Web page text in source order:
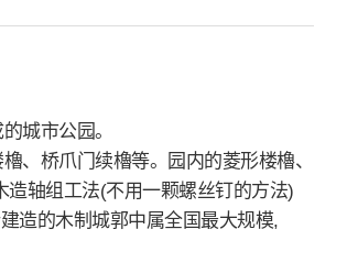
城市公园。
、桥爪门续櫓等。园内的菱形楼櫓、
轴组工法(不用一颗螺丝钉的方法)
造的木制城郭中属全国最大规模,